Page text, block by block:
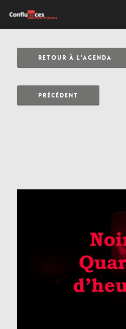
RETOUR À L'AGENDA
PRÉCÉDENT